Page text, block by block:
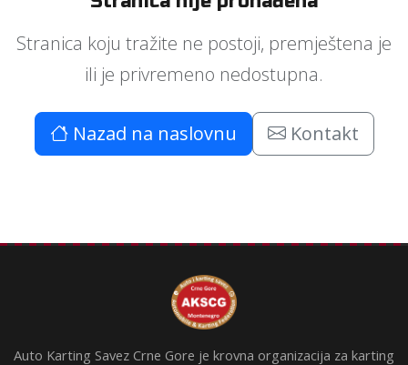
Stranica koju tražite ne postoji, premještena je
ili je privremeno nedostupna.
Nazad na naslovnu Kontakt
Auto Karting Savez Crne Gore je krovna organizacija za karting